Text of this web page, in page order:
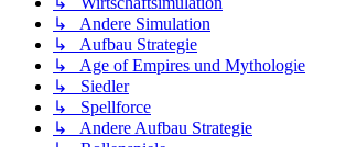
↳ Andere Simulation
↳ Aufbau Strategie
↳ Age of Empires und Mythologie
↳ Siedler
↳ Spellforce
↳ Andere Aufbau Strategie